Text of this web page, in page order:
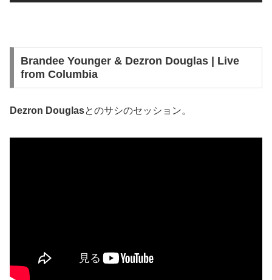
Brandee Younger & Dezron Douglas | Live
from Columbia
Dezron Douglasとのサシのセッション。